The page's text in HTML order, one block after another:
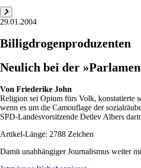
29.01.2004
Billigdrogenproduzenten
Neulich bei der
Von Friederike John
Religion sei Opium fürs Volk, konstatierte
wenn es um die Camouflage der
SPD-Landesvorsitzende Detlev Albers
Artikel-Länge: 2788 Zeichen
Damit unabhängiger Journalismus weiter